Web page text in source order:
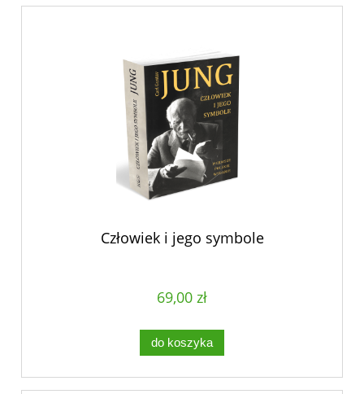
Człowiek i jego symbole
69,00 zł
do koszyka